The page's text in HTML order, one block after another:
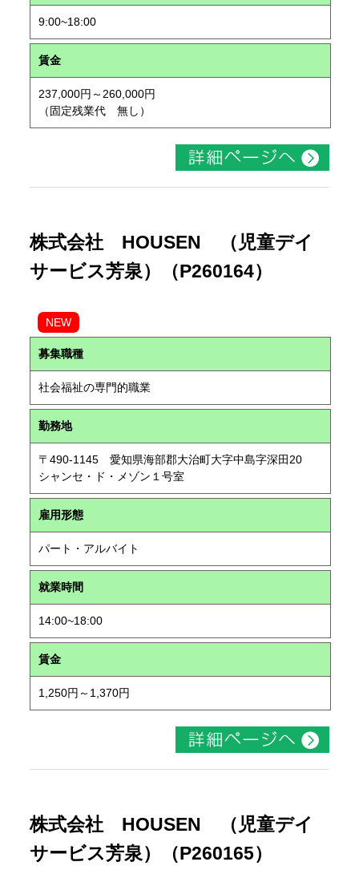
9:00~18:00
賃金
237,000円～260,000円
（固定残業代 無し）
株式会社 HOUSEN （児童デイ
サービス芳泉）（P260164）
NEW
募集職種
社会福祉の専門的職業
勤務地
〒490-1145 愛知県海部郡大治町大字中島字深田20
シャンセ・ド・メゾン１号室
雇用形態
パート・アルバイト
就業時間
14:00~18:00
賃金
1,250円～1,370円
株式会社 HOUSEN （児童デイ
サービス芳泉）（P260165）